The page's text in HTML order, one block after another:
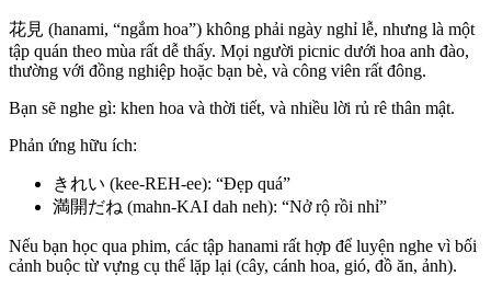
花見 (hanami, “ngắm hoa”) không phải ngày nghỉ lễ, nhưng là một
tập quán theo mùa rất dễ thấy. Mọi người picnic dưới hoa anh đào,
thường với đồng nghiệp hoặc bạn bè, và công viên rất đông.
Bạn sẽ nghe gì: khen hoa và thời tiết, và nhiều lời rủ rê thân mật.
Phản ứng hữu ích:
きれい (kee-REH-ee): “Đẹp quá”
満開だね (mahn-KAI dah neh): “Nở rộ rồi nhỉ”
Nếu bạn học qua phim, các tập hanami rất hợp để luyện nghe vì bối
cảnh buộc từ vựng cụ thể lặp lại (cây, cánh hoa, gió, đồ ăn, ảnh).